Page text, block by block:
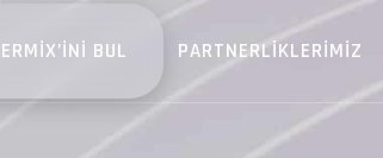
BUL PARTNERLIKLERIMIZ